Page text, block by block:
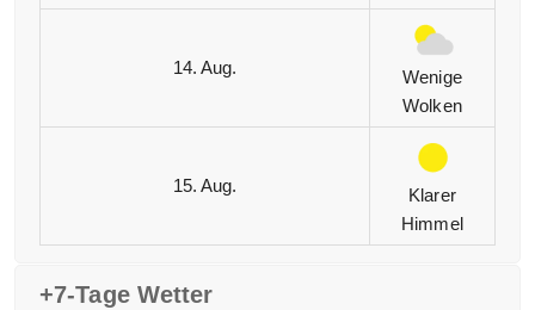
14. Aug.
Wenige
Wolken
15. Aug.
Klarer
Himmel
+7-Tage Wetter